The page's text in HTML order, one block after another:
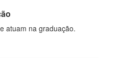
atuam na graduação.